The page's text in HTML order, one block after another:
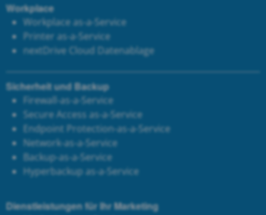
Workplace
Workplace as-a-Service
Printer as-a-Service
nextDrive Cloud Datenablage
Sicherheit und Backup
Firewall-as-a-Service
Secure Access as-a-Service
Endpoint Protection-as-a-Service
Network-as-a-Service
Backup-as-a-Service
Hyperbackup as-a-Service
Dienstleistungen für Ihr Marketing